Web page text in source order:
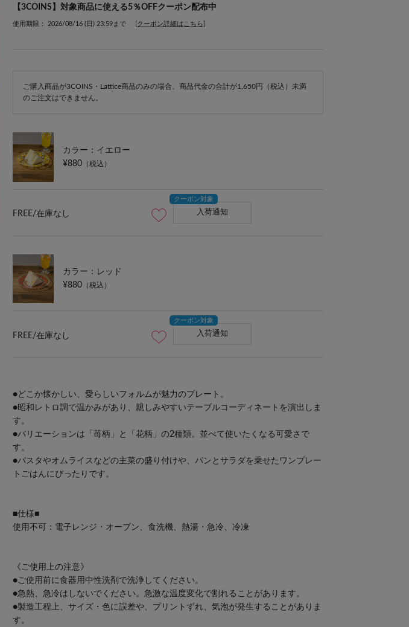
【3COINS】対象商品に使える5％OFFクーポン配布中
使用期限： 2026/08/16 (日) 23:59まで [クーポン詳細はこちら]
ご購入商品が3COINS・Lattice商品のみの場合、商品代金の合計が1,650円（税込）未満
のご注文はできません。
カラー：イエロー
¥880 （税込）
FREE/在庫なし 入荷通知
カラー：レッド
¥880 （税込）
FREE/在庫なし 入荷通知
●どこか懐かしい、愛らしいフォルムが魅力のプレート。
●昭和レトロ調で温かみがあり、親しみやすいテーブルコーディネートを演出しま
す。
●バリエーションは「苺柄」と「花柄」の2種類。並べて使いたくなる可愛さで
す。
●パスタやオムライスなどの主菜の盛り付けや、パンとサラダを乗せたワンプレー
トごはんにぴったりです。
■仕様■
使用不可：電子レンジ・オーブン、食洗機、熱湯・急冷、冷凍
《ご使用上の注意》
●ご使用前に食器用中性洗剤で洗浄してください。
●急熱、急冷はしないでください。急激な温度変化で割れることがあります。
●製造工程上、サイズ・色に誤差や、プリントずれ、気泡が発生することがありま
す。